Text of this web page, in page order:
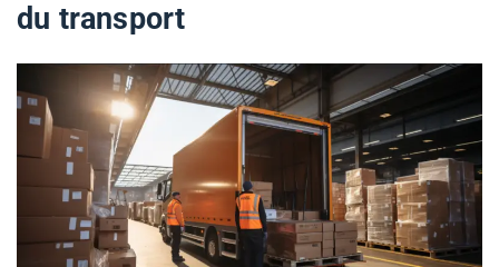
du transport